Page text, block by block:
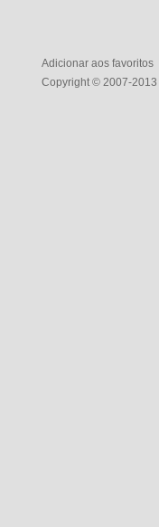
Adicionar aos favoritos
Copyright © 2007-2013